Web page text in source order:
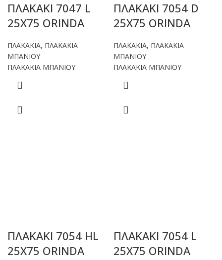
ΠΛΑΚΑΚΙ 7047 L
25X75 ORINDA
ΠΛΑΚΑΚΙΑ, ΠΛΑΚΑΚΙΑ
ΜΠΑΝΙΟΥ
ΠΛΑΚΑΚΙΑ ΜΠΑΝΙΟΥ
ΠΛΑΚΑΚΙ 7054 D
25X75 ORINDA
ΠΛΑΚΑΚΙΑ, ΠΛΑΚΑΚΙΑ
ΜΠΑΝΙΟΥ
ΠΛΑΚΑΚΙΑ ΜΠΑΝΙΟΥ
ΠΛΑΚΑΚΙ 7054 HL
25X75 ORINDA
ΠΛΑΚΑΚΙ 7054 L
25X75 ORINDA